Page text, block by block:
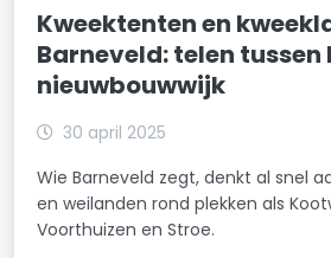
Kweektenten en
Barneveld: telen tussen
nieuwbouwwijk
30 april 2025
Wie Barneveld zegt, denkt al snel
en weilanden rond plekken als
Voorthuizen en Stroe.